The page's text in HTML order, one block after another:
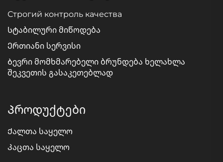
Строгий контроль качества
Სტაბილური მიწოდება
Ერთიანი სერვისი
Ბევრი მომხმარებელი ბრუნდება ხელახლა
შეკვეთის გასაკეთებლად
Პროდუქტები
Ქალთა საყელო
Კაცთა საყელო